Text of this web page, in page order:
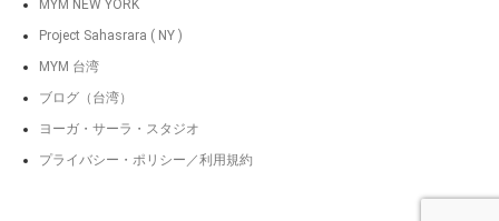
MYM NEW YORK
Project Sahasrara ( NY )
MYM 台湾
ブログ（台湾）
ヨーガ・サーラ・スタジオ
プライバシー・ポリシー／利用規約